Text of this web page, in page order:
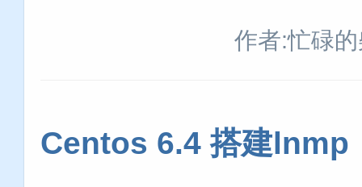
作者:忙碌
Centos 6.4 搭建lnmp